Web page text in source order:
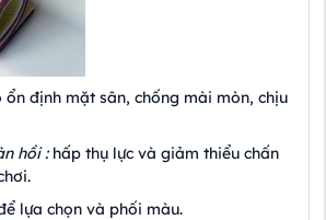
định mặt sân, chống mài mòn, chịu
hồi :hấp thụ lực và giảm thiểu chấn
lựa chọn và phối màu.